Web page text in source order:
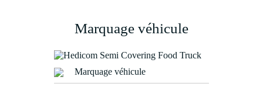
Marquage véhicule
Marquage véhicule